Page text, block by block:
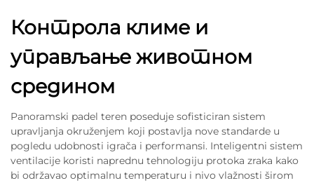
Контрола климе и
управљање животном
средином
Panoramski padel teren poseduje sofisticiran sistem
upravljanja okruženjem koji postavlja nove standarde u
pogledu udobnosti igrača i performansi. Inteligentni sistem
ventilacije koristi naprednu tehnologiju protoka zraka kako
bi održavao optimalnu temperaturu i nivo vlažnosti širom